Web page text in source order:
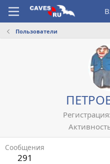
Пользователи
Регистрация
Сообщения
291